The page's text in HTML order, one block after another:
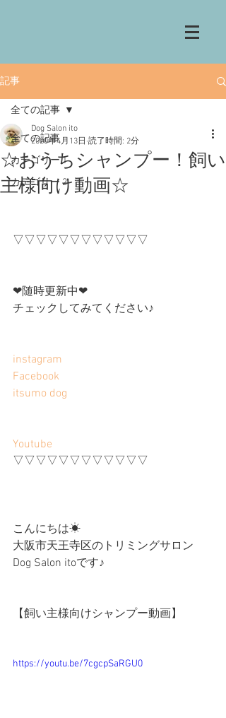
記事
全ての記事
カテゴリー 1
カテゴリー 2
全ての記事
☆おうちシャンプー！飼い
主様向け動画☆
Dog Salon ito
2020年4月13日 読了時間: 2分
▽▽▽▽▽▽▽▽▽▽▽▽
❤︎随時更新中❤︎
チェックしてみてください♪
instagram
Facebook
itsumo dog
Youtube
▽▽▽▽▽▽▽▽▽▽▽▽
こんにちは☀︎
大阪市天王寺区のトリミングサロン
Dog Salon itoです♪
【飼い主様向けシャンプー動画】
https://youtu.be/7cgcpSaRGU0